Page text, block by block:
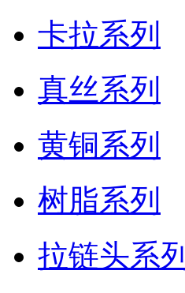
卡拉系列
真丝系列
黄铜系列
树脂系列
拉链头系列